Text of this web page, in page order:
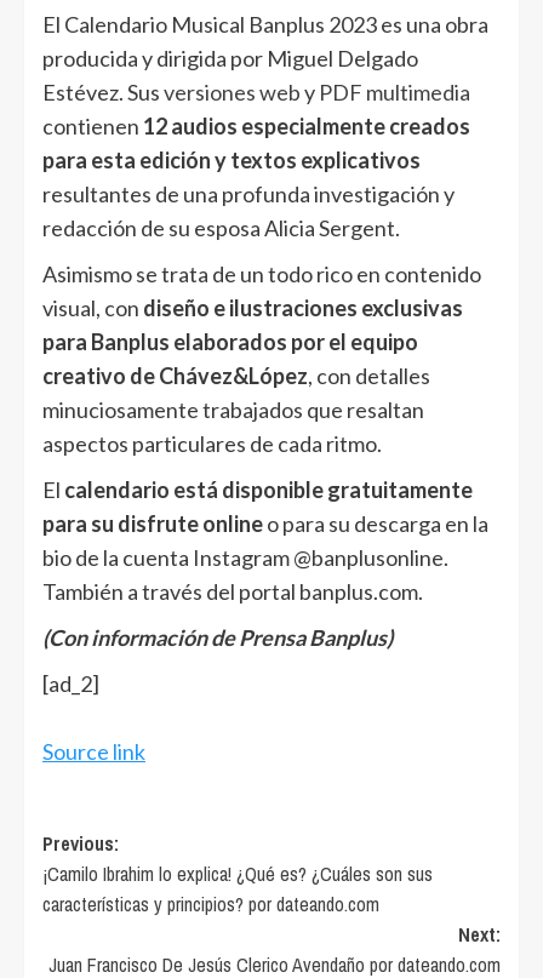
El Calendario Musical Banplus 2023 es una obra
producida y dirigida por Miguel Delgado
Estévez. Susversiones weby PDF multimedia
contienen 12 audios especialmente creados
para esta edición y textos explicativos
resultantes de una profunda investigación y
redacción de su esposa Alicia Sergent.
Asimismo se trata de un todo rico en contenido
visual, con diseño e ilustraciones exclusivas
para Banplus elaborados por el equipo
creativo de Chávez&López, con detalles
minuciosamente trabajados que resaltan
aspectos particulares de cada ritmo.
El calendario está disponible gratuitamente
para su disfrute onlineo para su descarga en la
bio de la cuenta Instagram @banplusonline.
También a través del portal banplus.com.
(Con información de Prensa Banplus)
[ad_2]
Source link
Post
navigation
Previous:
¡Camilo Ibrahim lo explica! ¿Qué es? ¿Cuáles son sus
características y principios? por dateando.com
Next:
Juan Francisco De Jesús Clerico Avendaño por dateando.com